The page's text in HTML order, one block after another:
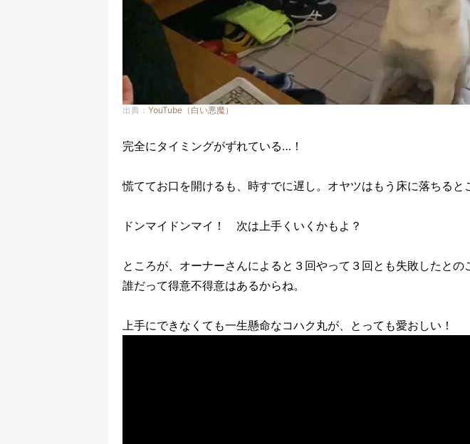
出典： YouTube（白い悪魔）
完全にタイミングがずれている…！
慌ててお口を開けるも、時すでに遅し。オヤツはもう床に落ちると
ドンマイドンマイ！ 次は上手くいくかもよ？
ところが、オーナーさんによると３回やって３回とも失敗したとの
誰だって得意不得意はあるからね。
上手にできなくても一生懸命なコハク丸が、とっても愛おしい！